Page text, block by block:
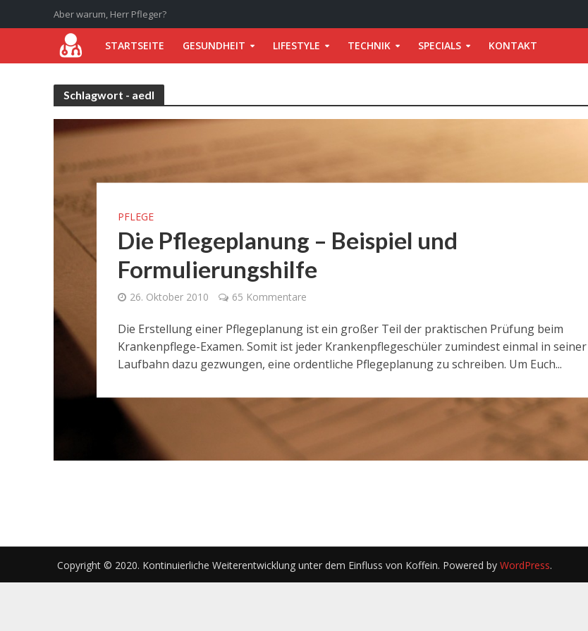
Aber warum, Herr Pfleger?
STARTSEITE GESUNDHEIT LIFESTYLE TECHNIK SPECIALS KONTAKT
Schlagwort - aedl
PFLEGE
Die Pflegeplanung – Beispiel und
Formulierungshilfe
26. Oktober 2010 65 Kommentare
Die Erstellung einer Pflegeplanung ist ein großer Teil der praktischen Prüfung beim
Krankenpflege-Examen. Somit ist jeder Krankenpflegeschüler zumindest einmal in seiner
Laufbahn dazu gezwungen, eine ordentliche Pflegeplanung zu schreiben. Um Euch...
Copyright © 2020. Kontinuierliche Weiterentwicklung unter dem Einfluss von Koffein. Powered by WordPress.